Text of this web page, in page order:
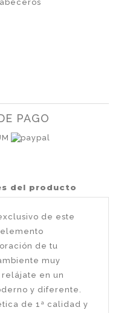
PAGO
del producto
de este
de tu
muy
en un
y diferente.
de 1ª calidad y